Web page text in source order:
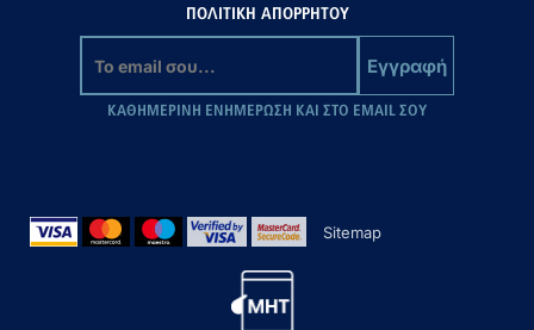
ΠΟΛΙΤΙΚΗ ΑΠΟΡΡΗΤΟΥ
Εγγραφή
ΚΑΘΗΜΕΡΙΝΗ ΕΝΗΜΕΡΩΣΗ ΚΑΙ ΣΤΟ EMAIL ΣΟΥ
Sitemap